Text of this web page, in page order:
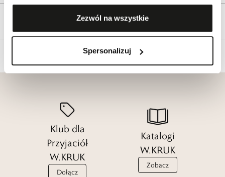
Zezwól na wszystkie
Spersonalizuj
Klub dla
Przyjaciół
W.KRUK
Dołącz
Katalogi
W.KRUK
Zobacz